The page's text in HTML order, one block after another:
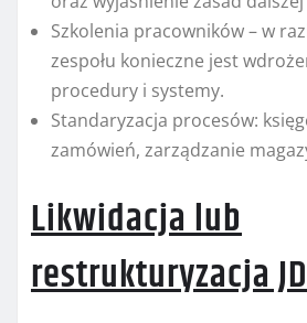
Szkolenia pracowników – w
zespołu konieczne jest
procedury i systemy.
Standaryzacja procesów:
zamówień, zarządzanie
Likwidacja lub
restrukturyzacja